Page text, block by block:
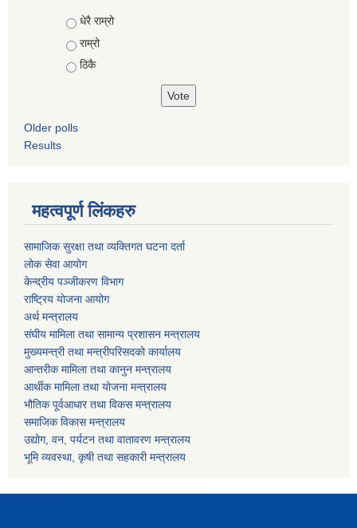
Choices
धेरै राम्रो
राम्रो
ठिकै
Older polls
Results
महत्वपूर्ण लिंकहरु
सामाजिक सुरक्षा तथा व्यक्तिगत घटना दर्ता
लोक सेवा आयोग
केन्द्रीय पञ्जीकरण विभाग
राष्ट्रिय योजना आयोग
अर्थ मन्त्रालय
संघीय मामिला तथा सामान्य प्रशासन मन्त्रालय
मुख्यमन्त्री तथा मन्त्रीपरिसदको कार्यालय
आन्तरीक मामिला तथा कानुन मन्त्रालय
आर्थीक मामिला तथा योजना मन्त्रालय
भौतिक पूर्वआधार तथा विकस मन्त्रालय
समाजिक विकास मन्त्रालय
उद्योग, वन, पर्यटन तथा वातावरण मन्त्रालय
भूमि व्यवस्था, कृषी तथा सहकारी मन्त्रालय